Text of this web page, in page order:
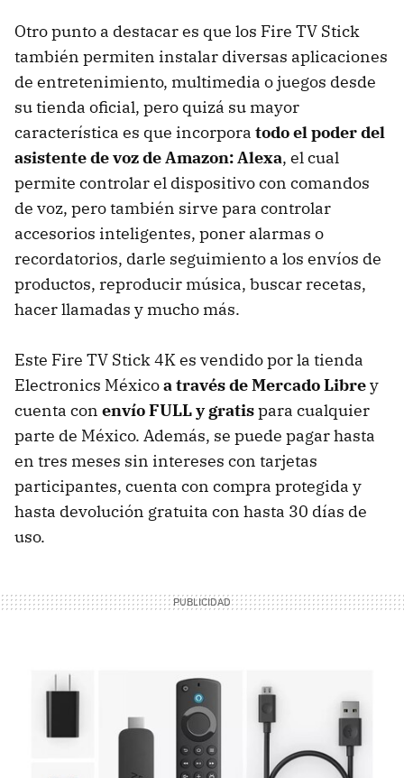
Otro punto a destacar es que los Fire TV Stick
también permiten instalar diversas aplicaciones
de entretenimiento, multimedia o juegos desde
su tienda oficial, pero quizá su mayor
característica es que incorpora todo el poder del
asistente de voz de Amazon: Alexa, el cual
permite controlar el dispositivo con comandos
de voz, pero también sirve para controlar
accesorios inteligentes, poner alarmas o
recordatorios, darle seguimiento a los envíos de
productos, reproducir música, buscar recetas,
hacer llamadas y mucho más.
Este Fire TV Stick 4K es vendido por la tienda
Electronics Méxicoa través de Mercado Librey
cuenta con envío FULL y gratispara cualquier
parte de México. Además, se puede pagar hasta
en tres meses sin intereses con tarjetas
participantes, cuenta con compra protegida y
hasta devolución gratuita con hasta 30 días de
uso.